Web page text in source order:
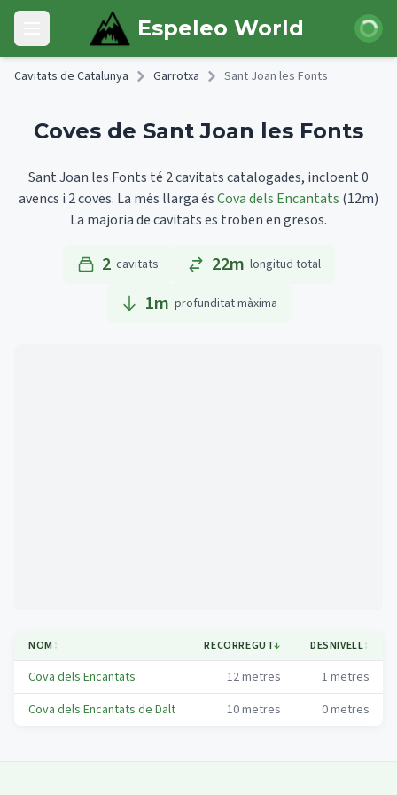
Skip to main content
Open main menu Espeleo World Iniciar
Cavitats de Catalunya Garrotxa Sant Joan les Fonts
Coves de Sant Joan les Fonts
Sant Joan les Fonts té 2 cavitats catalogades, incloent 0
avencs i 2 coves. La més llarga ésCova dels Encantats (12m)
La majoria de cavitats es troben en gresos.
2 cavitats 22m longitud total
1m profunditat màxima
NOM ↕ RECORREGUT↓ DESNIVELL↕
Cova dels Encantats 12metres 1 metres
Cova dels Encantats de Dalt
10metres 0metres